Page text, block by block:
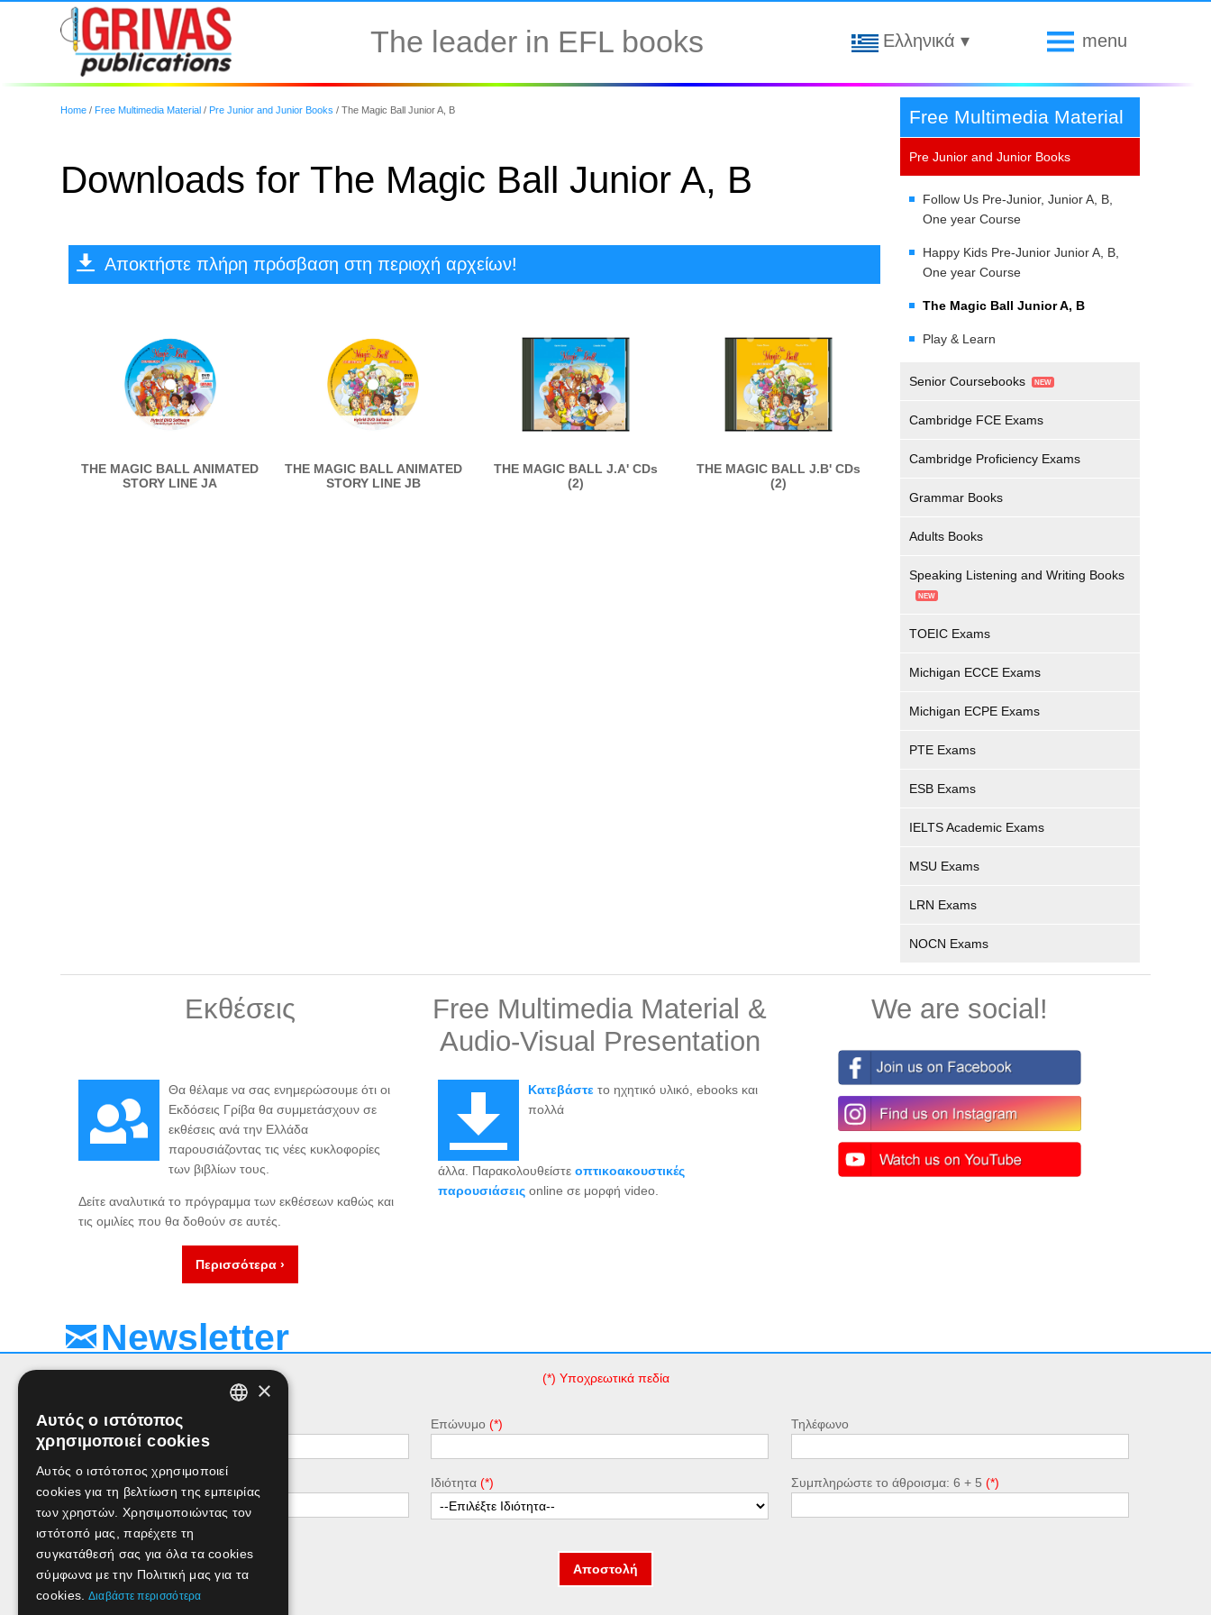
The leader in EFL books Ελληνικά ▾ menu
Home / Free Multimedia Material / Pre Junior and Junior Books / The Magic Ball Junior A, Β
Downloads for The Magic Ball Junior A, Β
Αποκτήστε πλήρη πρόσβαση στη περιοχή αρχείων!
THE MAGIC BALL ANIMATED
STORY LINE JA
THE MAGIC BALL ANIMATED
STORY LINE JB
THE MAGIC BALL J.A' CDs
(2)
THE MAGIC BALL J.B' CDs
(2)
Free Multimedia Material
Pre Junior and Junior Books
Follow Us Pre-Junior, Junior A, B,
One year Course
Happy Kids Pre-Junior Junior A, B,
One year Course
The Magic Ball Junior A, Β
Play & Learn
Senior Coursebooks
Cambridge FCE Exams
Cambridge Proficiency Exams
Grammar Books
Adults Books
Speaking Listening and Writing Books
TOEIC Exams
Michigan ECCE Exams
Michigan ECPE Exams
PTE Exams
ESB Exams
IELTS Academic Exams
MSU Exams
LRN Exams
NOCN Exams
Εκθέσεις
Θα θέλαμε να σας ενημερώσουμε ότι οι
Εκδόσεις Γρίβα θα συμμετάσχουν σε
εκθέσεις ανά την Ελλάδα
παρουσιάζοντας τις νέες κυκλοφορίες
των βιβλίων τους.
Δείτε αναλυτικά το πρόγραμμα των εκθέσεων καθώς και
τις ομιλίες που θα δοθούν σε αυτές.
Περισσότερα ›
Free Multimedia Material &
Audio-Visual Presentation
Κατεβάστε το ηχητικό υλικό, ebooks και
πολλά
άλλα. Παρακολουθείστεοπτικοακουστικές
παρουσιάσεις online σε μορφή video.
We are social!
Newsletter
(*) Υποχρεωτικά πεδία
Όνομα Επώνυμο
Ιδιότητα
Τηλέφωνο
Συμπληρώστε το άθροισμα: 6 + 5
Αποστολή
×
Αυτός ο ιστότοπος
χρησιμοποιεί cookies
Αυτός ο ιστότοπος χρησιμοποιεί
cookies για τη βελτίωση της εμπειρίας
των χρηστών. Χρησιμοποιώντας τον
ιστότοπό μας, παρέχετε τη
συγκατάθεσή σας για όλα τα cookies
σύμφωνα με την Πολιτική μας για τα
cookies. Διαβάστε περισσότερα